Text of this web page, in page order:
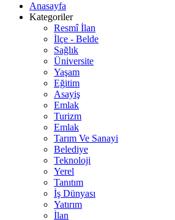
Anasayfa
Kategoriler
Resmî İlan
İlçe - Belde
Sağlık
Üniversite
Yaşam
Eğitim
Asayiş
Emlak
Turizm
Emlak
Tarım Ve Sanayi
Belediye
Teknoloji
Yerel
Tanıtım
İş Dünyası
Yatırım
İlan